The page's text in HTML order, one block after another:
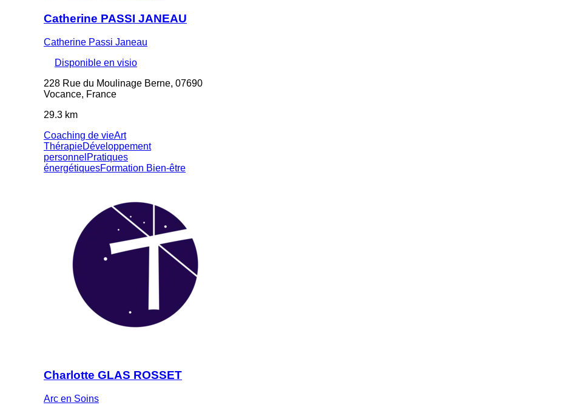
Catherine PASSI JANEAU
Catherine Passi Janeau
Disponible en visio
228 Rue du Moulinage Berne, 07690
Vocance, France
29.3 km
Coaching de vieArt
ThérapieDéveloppement
personnel Pratiques
énergétiquesFormation Bien-être
Charlotte GLAS ROSSET
Arc en Soins